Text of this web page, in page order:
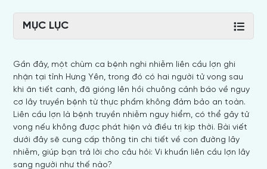
MỤC LỤC
Gần đây, một chùm ca bệnh nghi nhiễm liên cầu lợn ghi
nhận tại tỉnh Hưng Yên, trong đó có hai người tử vong sau
khi ăn tiết canh, đã gióng lên hồi chuông cảnh báo về nguy
cơ lây truyền bệnh từ thực phẩm không đảm bảo an toàn.
Liên cầu lợn là bệnh truyền nhiễm nguy hiểm, có thể gây tử
vong nếu không được phát hiện và điều trị kịp thời. Bài viết
dưới đây sẽ cung cấp thông tin chi tiết về con đường lây
nhiễm, giúp bạn trả lời cho câu hỏi: Vi khuẩn liên cầu lợn lây
sang người như thế nào?